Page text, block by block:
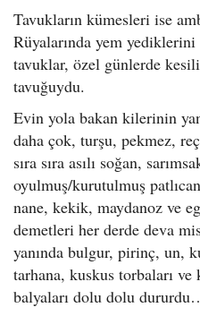
Tavukların kümesleri ise
Rüyalarında yem
tavuklar, özel günlerde
tavuğuydu.
Evin yola bakan kilerinin
daha çok, turşu, pekmez,
sıra sıra asılı soğan,
oyulmuş/kurutulmuş
nane, kekik, maydanoz ve
demetleri her derde deva
yanında bulgur, pirinç, un,
tarhana, kuskus torbaları
balyaları dolu dolu